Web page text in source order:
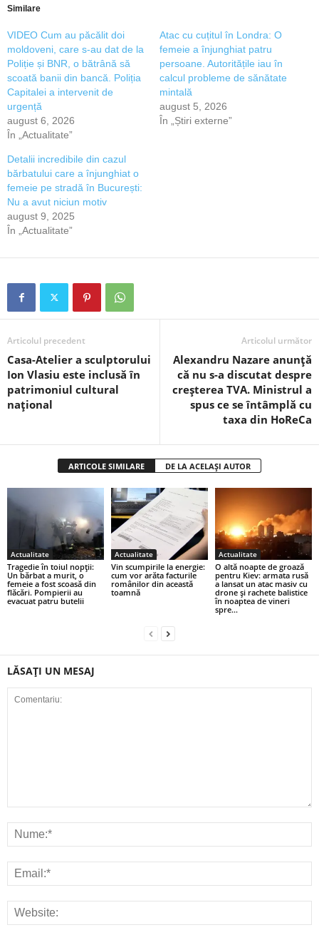
Similare
VIDEO Cum au păcălit doi
moldoveni, care s-au dat de la
Poliție și BNR, o bătrână să
scoată banii din bancă. Poliția
Capitalei a intervenit de
urgență
august 6, 2026
În „Actualitate”
Atac cu cuțitul în Londra: O
femeie a înjunghiat patru
persoane. Autoritățile iau în
calcul probleme de sănătate
mintală
august 5, 2026
În „Știri externe”
Detalii incredibile din cazul
bărbatului care a înjunghiat o
femeie pe stradă în București:
Nu a avut niciun motiv
august 9, 2025
În „Actualitate”
Articolul precedent
Casa-Atelier a sculptorului
Ion Vlasiu este inclusă în
patrimoniul cultural
național
Articolul următor
Alexandru Nazare anunță
că nu s-a discutat despre
creșterea TVA. Ministrul a
spus ce se întâmplă cu
taxa din HoReCa
ARTICOLE SIMILARE DE LA ACELAȘI AUTOR
Actualitate
Tragedie în toiul nopții:
Un bărbat a murit, o
femeie a fost scoasă din
flăcări. Pompierii au
evacuat patru butelii
Actualitate
Vin scumpirile la energie:
cum vor arăta facturile
românilor din această
toamnă
Actualitate
O altă noapte de groază
pentru Kiev: armata rusă
a lansat un atac masiv cu
drone și rachete balistice
în noaptea de vineri
spre...
LĂSAȚI UN MESAJ